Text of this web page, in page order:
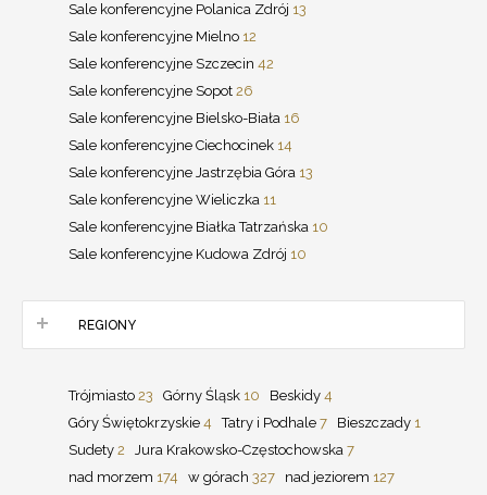
Sale konferencyjne Polanica Zdrój 13
Sale konferencyjne Mielno 12
Sale konferencyjne Szczecin 42
Sale konferencyjne Sopot 26
Sale konferencyjne Bielsko-Biała 16
Sale konferencyjne Ciechocinek 14
Sale konferencyjne Jastrzębia Góra 13
Sale konferencyjne Wieliczka 11
Sale konferencyjne Białka Tatrzańska 10
Sale konferencyjne Kudowa Zdrój 10
REGIONY
Trójmiasto 23 Górny Śląsk 10 Beskidy 4
Góry Świętokrzyskie 4 Tatry i Podhale 7 Bieszczady 1
Sudety 2 Jura Krakowsko-Częstochowska 7
nad morzem 174 w górach 327 nad jeziorem 127